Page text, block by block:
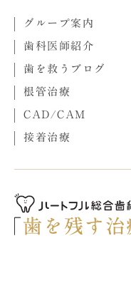
グループ案内
歯科医師紹介
歯を救うブログ
根管治療
CAD/CAM
接着治療